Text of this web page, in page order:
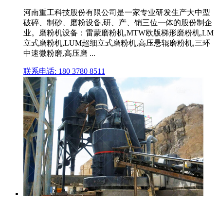
河南重工科技股份有限公司是一家专业研发生产大中型
破碎、制砂、磨粉设备,研、产、销三位一体的股份制企
业。磨粉机设备：雷蒙磨粉机,MTW欧版梯形磨粉机,LM
立式磨粉机,LUM超细立式磨粉机,高压悬辊磨粉机,三环
中速微粉磨,高压磨 ...
联系电话: 180 3780 8511